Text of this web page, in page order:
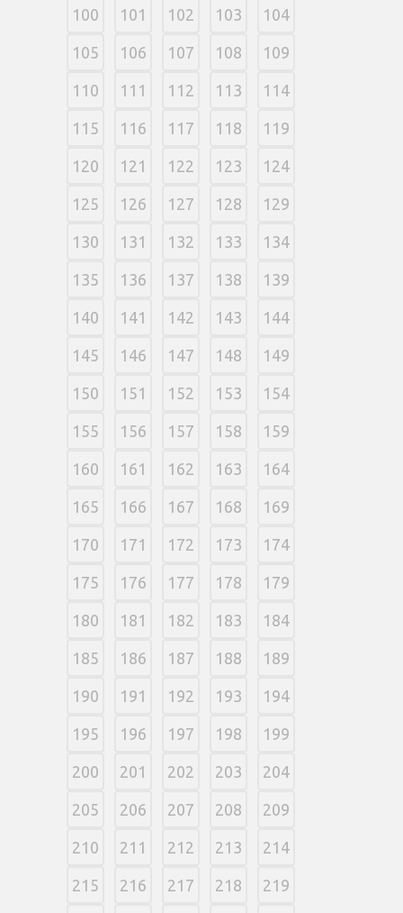
100 101 102 103 104
105 106 107 108 109
110 111 112 113 114
115 116 117 118 119
120 121 122 123 124
125 126 127 128 129
130 131 132 133 134
135 136 137 138 139
140 141 142 143 144
145 146 147 148 149
150 151 152 153 154
155 156 157 158 159
160 161 162 163 164
165 166 167 168 169
170 171 172 173 174
175 176 177 178 179
180 181 182 183 184
185 186 187 188 189
190 191 192 193 194
195 196 197 198 199
200 201 202 203 204
205 206 207 208 209
210 211 212 213 214
215 216 217 218 219